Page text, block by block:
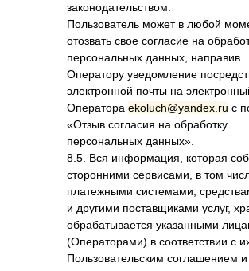
законодательством.
Пользователь может в любой
отозвать свое согласие на
персональных данных, направив
Оператору уведомление
электронной почты на
Оператора ekoluch@yandex.ru с
«Отзыв согласия на обработку
персональных данных».
8.5. Вся информация, которая
сторонними сервисами, в том
платежными системами,
и другими поставщиками услуг,
обрабатывается указанными
(Операторами) в соответствии с
Пользовательским соглашением и